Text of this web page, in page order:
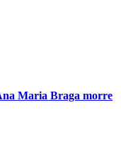
Maria Braga morre